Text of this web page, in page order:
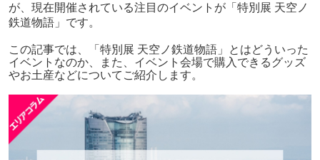
が、現在開催されている注目のイベントが「特別展 天空ノ
鉄道物語」です。
この記事では、「特別展 天空ノ鉄道物語」とはどういった
イベントなのか、また、イベント会場で購入できるグッズ
やお土産などについてご紹介します。